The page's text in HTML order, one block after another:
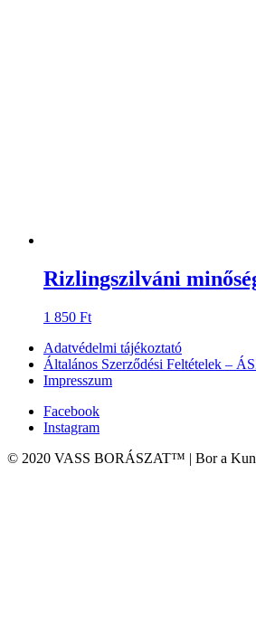
Rizlingszilváni
1 850 Ft
Adatvédelmi tájékoztató
Általános Szerződési Feltételek –
Impresszum
Facebook
Instagram
© 2020 VASS BORÁSZAT™ | Bor a